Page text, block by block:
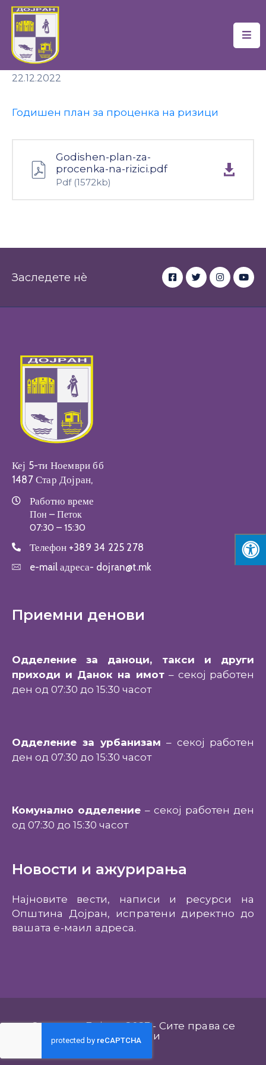
Почетна
Локална
Новости
Документи
Настани
22.12.2022
Годишен план за проценка на ризици
Godishen-plan-za-
procenka-na-rizici.pdf
Pdf (1572kb)
Заследете нè
Кеј 5-ти Ноември бб
1487 Стар Дојран,
Работно време
Пон – Петок
07:30 – 15:30
Телефон +389 34 225 278
e-mail адреса- dojran@t.mk
Приемни денови
Одделение за даноци, такси и други
приходи и Данок на имот– секој работен
ден од 07:30 до 15:30 часот
Одделение за урбанизам – секој работен
ден од 07:30 до 15:30 часот
Комунално одделение – секој работен ден
од 07:30 до 15:30 часот
Новости и ажурирања
Најновите вести, написи и ресурси на
Општина Дојран, испратени директно до
вашата е-маил адреса.
Општина Дојран 2023 - Сите права се
задржани